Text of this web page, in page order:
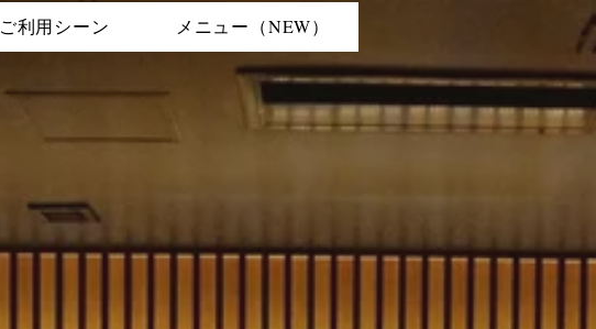
ご利用シーン メニュー（NEW）